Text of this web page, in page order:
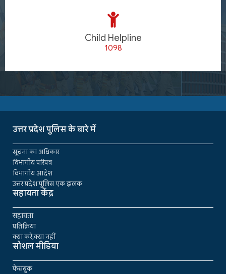
Child Helpline
1098
उत्तर प्रदेश पुलिस के बारे में
सूचना का अधिकार
विभागीय परिपत्र
विभागीय आदेश
उत्तर प्रदेश पुलिस एक झलक
सहायता केंद्र
सहायता
प्रतिक्रिया
क्या करें,क्या नहीं
सोशल मीडिया
फेसबुक